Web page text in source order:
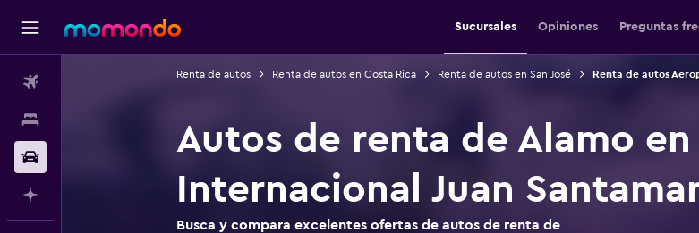
Sucursales Opiniones Preguntas
Renta de autos Renta de autos en Costa Rica Renta de autos en San José Renta de autos
Autos de renta de Alamo
Internacional Juan
Busca y compara excelentes ofertas de autos de renta de